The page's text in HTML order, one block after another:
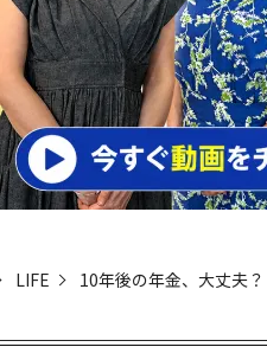
LIFE 10年後の年金、大丈夫？